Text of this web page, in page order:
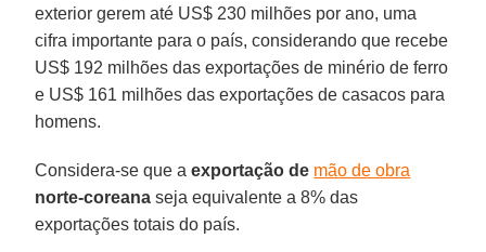
exterior gerem até US$ 230 milhões por ano, uma
cifra importante para o país, considerando que recebe
US$ 192 milhões das exportações de minério de ferro
e US$ 161 milhões das exportações de casacos para
homens.
Considera-se que a exportação de mão de obra
norte-coreana seja equivalente a 8% das
exportações totais do país.